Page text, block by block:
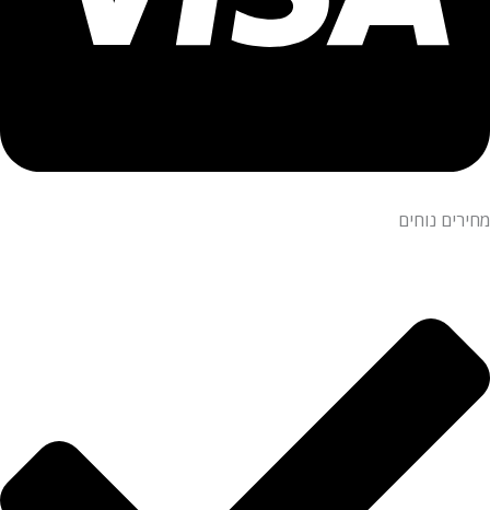
מחירים נוחים